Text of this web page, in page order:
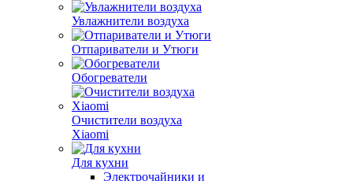
Увлажнители воздуха
Отпариватели и Утюги
Обогреватели
Очистители воздуха
Xiaomi
Для кухни
Электрочайники и